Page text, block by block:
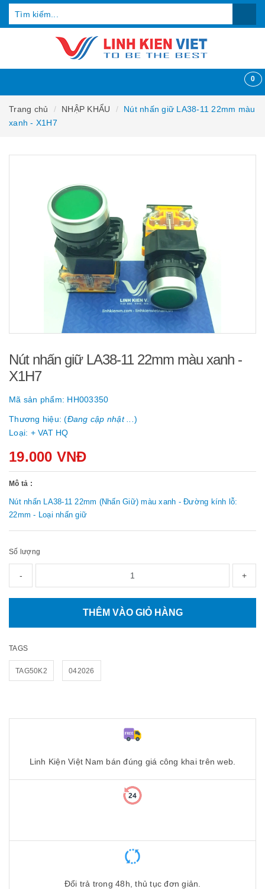
0
Trang chủ NHẬP KHẨU
Nút nhấn giữ LA38-11 22mm màu
xanh - X1H7
Nút nhấn giữ LA38-11 22mm màu xanh -
X1H7
Mã sản phẩm: HH003350
Thương hiệu: (Đang cập nhật ... )
Loại: + VAT HQ
19.000 VNĐ
Mô tả :
Nút nhấn LA38-11 22mm (Nhấn Giữ) màu xanh - Đường kính lỗ:
22mm - Loại nhấn giữ
Số lượng
- +
THÊM VÀO GIỎ HÀNG
TAGS
TAG50K2 042026
Linh Kiện Việt Nam bán đúng giá công khai trên web.
Đổi trả trong 48h, thủ tục đơn giản.